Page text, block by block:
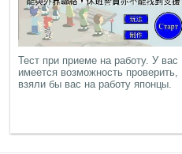
Тест при приеме на работу. У вас
имеется возможность проверить,
взяли бы вас на работу японцы.